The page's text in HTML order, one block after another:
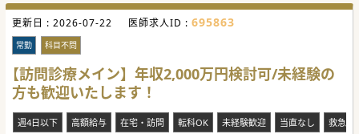
フの切り替えが明確な勤務体制です。
■効率重視の短時間透析ではなく、4～6時間の長時間透析を
行うことで患者様の体への負担を軽減させています。
【職場環境と雰囲気】
■経営業務は事務部門が担いまた現場管理は優秀なの看護師
長が行うため、先生方は診療に集中できる環境です。
■大学医局との関わりは少なからずあるものの、出身大学に
関わらずご応募いただくことが可能です。
■最寄駅から徒歩数分という好立地にありながら、車通勤も
可能で毎日の通勤負担が非常に少ないです。
更新日 : 2026-07-22 医師求人ID : 695863
常勤 科目不問
【訪問診療メイン】年収2,000万円検討可/未経験の
方も歓迎いたします！
週4日以下 高額給与 在宅・訪問 転科OK 未経験歓迎 当直なし 救急対